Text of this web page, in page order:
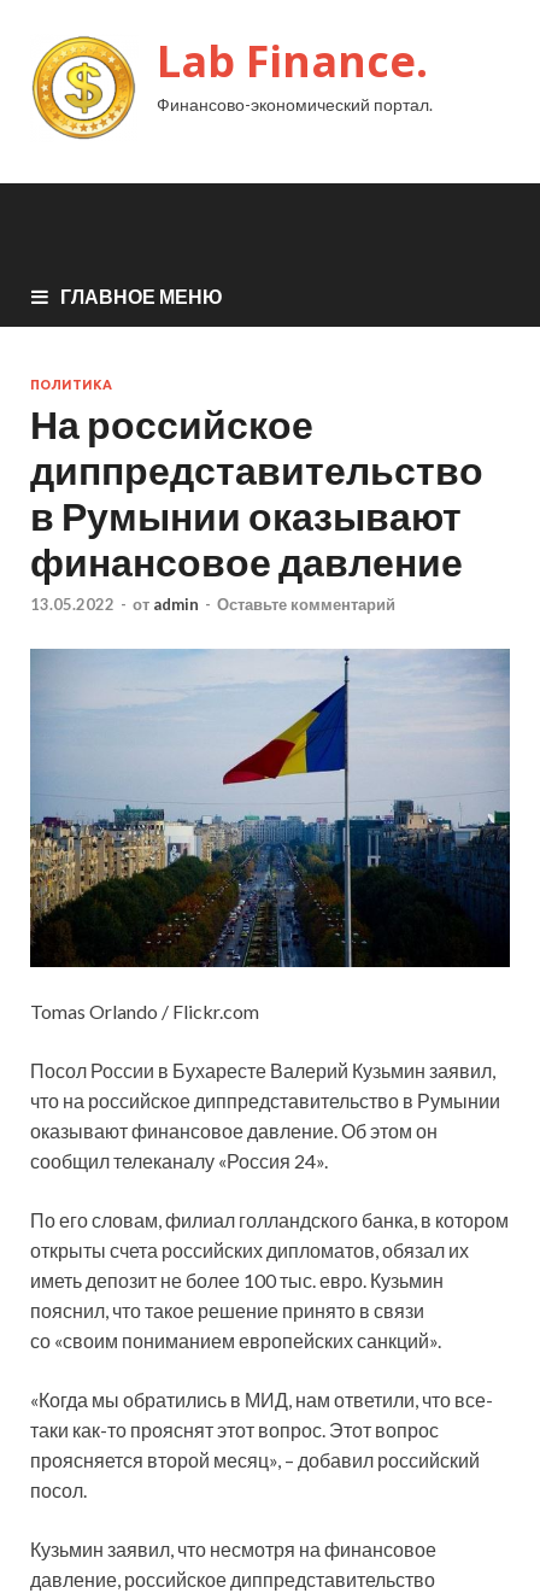
Lab Finance.
Финансово-экономический портал.
ГЛАВНОЕ МЕНЮ
ПОЛИТИКА
На российское
диппредставительство
в Румынии оказывают
финансовое давление
13.05.2022 - от admin - Оставьте комментарий
Tomas Orlando / Flickr.com
Посол России в Бухаресте Валерий Кузьмин заявил,
что на российское диппредставительство в Румынии
оказывают финансовое давление. Об этом он
сообщил телеканалу «Россия 24».
По его словам, филиал голландского банка, в котором
открыты счета российских дипломатов, обязал их
иметь депозит не более 100 тыс. евро. Кузьмин
пояснил, что такое решение принято в связи
со «своим пониманием европейских санкций».
«Когда мы обратились в МИД, нам ответили, что все-
таки как-то прояснят этот вопрос. Этот вопрос
проясняется второй месяц», – добавил российский
посол.
Кузьмин заявил, что несмотря на финансовое
давление, российское диппредставительство